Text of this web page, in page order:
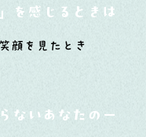
を感じるときはどん
顔を見たとき
ないあなたの一面は